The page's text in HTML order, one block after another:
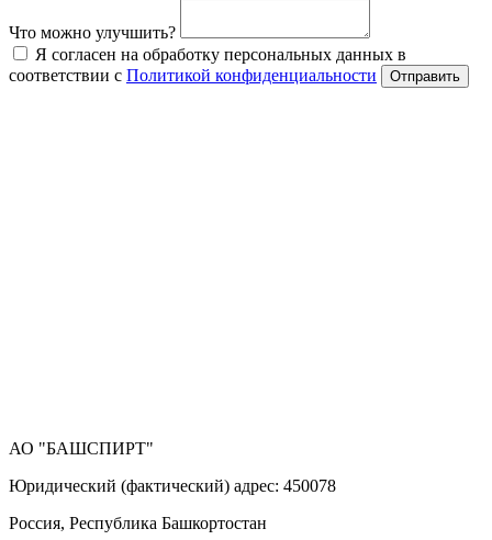
Что можно улучшить?
Я согласен на обработку персональных данных в
соответствии с Политикой конфиденциальности Отправить
АО "БАШСПИРТ"
Юридический (фактический) адрес: 450078
Россия, Республика Башкортостан